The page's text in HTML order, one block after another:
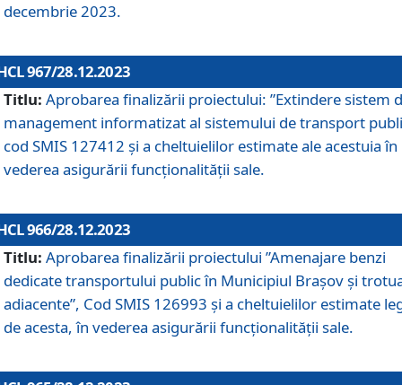
decembrie 2023.
967/28.12.2023
Titlu: Aprobarea finalizării proiectului: ”Extindere sistem
management informatizat al sistemului de transport
cod SMIS 127412 și a cheltuielilor estimate ale acestuia în
vederea asigurării funcționalității sale.
966/28.12.2023
Titlu: Aprobarea finalizării proiectului ”Amenajare benzi
dedicate transportului public în Municipiul Brașov şi
adiacente”, Cod SMIS 126993 și a cheltuielilor estimate
de acesta, în vederea asigurării funcționalității sale.